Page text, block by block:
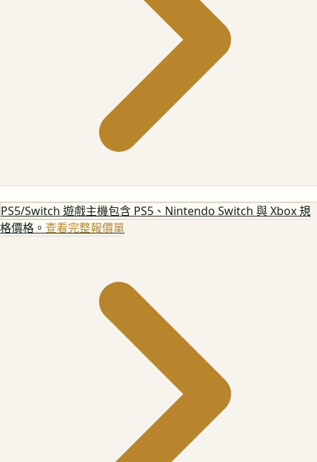
PS5/Switch 遊戲主機包含 PS5、Nintendo Switch 與 Xbox 規
格價格。 查看完整報價單